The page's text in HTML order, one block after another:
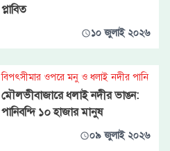
প্লাবিত
১০ জুলাই ২০২৬
বিপৎসীমার ওপরে মনু ও ধলাই নদীর পানি
মৌলভীবাজারে ধলাই নদীর ভাঙন:
পানিবন্দি ১০ হাজার মানুষ
০৯ জুলাই ২০২৬